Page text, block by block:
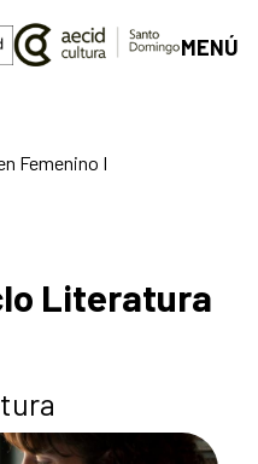
MENÚ
Femenino I
Literatura